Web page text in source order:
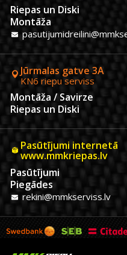
Riepas un Diski
Montāža
Jūrmalas gatve 3A
KN6 riepu serviss
Montāža / Savirze
Riepas un Diski
Pasūtījumi internetā
www.mmkriepas.lv
Pasūtījumi
Piegādes
rekini@mmkserviss.lv